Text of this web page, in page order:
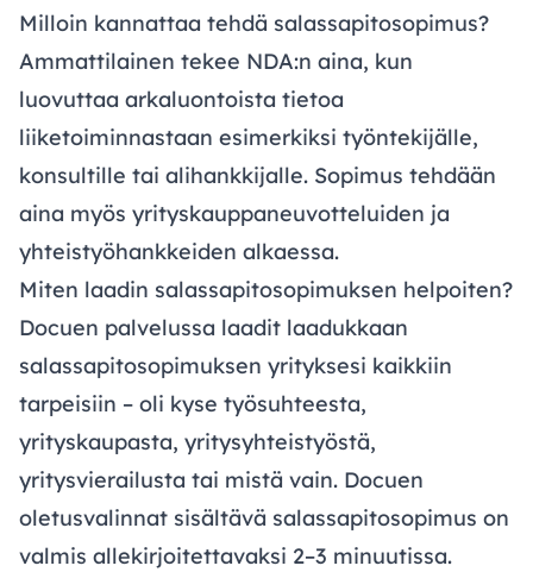
Milloin kannattaa tehdä salassapitosopimus?
Ammattilainen tekee NDA:n aina, kun
luovuttaa arkaluontoista tietoa
liiketoiminnastaan esimerkiksi työntekijälle,
konsultille tai alihankkijalle. Sopimus tehdään
aina myös yrityskauppaneuvotteluiden ja
yhteistyöhankkeiden alkaessa.
Miten laadin salassapitosopimuksen helpoiten?
Docuen palvelussa laadit laadukkaan
salassapitosopimuksen yrityksesi kaikkiin
tarpeisiin – oli kyse työsuhteesta,
yrityskaupasta, yritysyhteistyöstä,
yritysvierailusta tai mistä vain. Docuen
oletusvalinnat sisältävä salassapitosopimus on
valmis allekirjoitettavaksi 2–3 minuutissa.